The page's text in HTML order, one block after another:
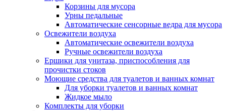
Корзины для мусора
Урны педальные
Автоматические сенсорные ведра для мусора
Освежители воздуха
Автоматические освежители воздуха
Ручные освежители воздуха
Ершики для унитаза, приспособления для
прочистки стоков
Моющие средства для туалетов и ванных комнат
Для уборки туалетов и ванных комнат
Жидкое мыло
Комплекты для уборки